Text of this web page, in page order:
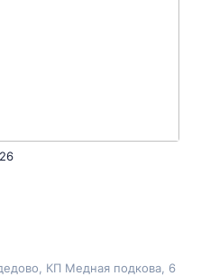
КП Медная подкова, 6